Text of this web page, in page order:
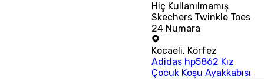
Hiç Kullanılmamış
Skechers Twinkle Toes
24 Numara
Kocaeli, Körfez
Adidas hp5862 Kız
Çocuk Koşu Ayakkabısı